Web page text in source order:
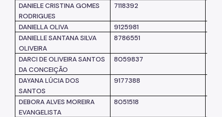
DANIELE CRISTINA GOMES
RODRIGUES
7118392
DANIELLA OLIVA 9125981
DANIELLE SANTANA SILVA
OLIVEIRA
8786551
DARCI DE OLIVEIRA SANTOS
DA CONCEIÇÃO
8059837
DAYANA LÚCIA DOS
SANTOS
9177388
DEBORA ALVES MOREIRA
EVANGELISTA
8051518